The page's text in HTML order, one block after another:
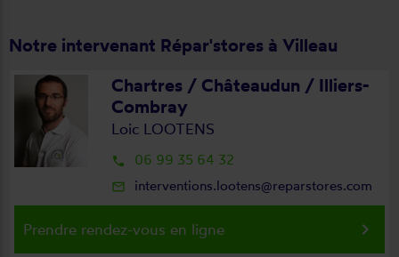
Notre intervenant Répar'stores à Villeau
Chartres / Châteaudun / Illiers-
Combray
Loic LOOTENS
local_phone 06 99 35 64 32
mail_outline interventions.lootens@reparstores.com
Prendre rendez-vous en ligne keyboard_arrow_right